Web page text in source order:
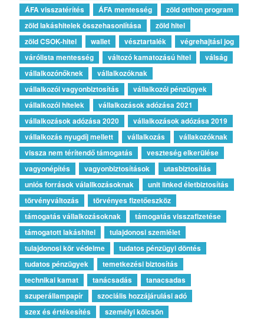
ÁFA visszatérítés
ÁFA mentesség
zöld otthon program
zöld lakáshitelek összehasonlítása
zöld hitel
zöld CSOK-hitel
wallet vésztartalék
végrehajtási jog
várólista mentesség
változó kamatozású hitel
válság
vállalkozónőknek
vállalkozóknak
vállalkozói vagyonbiztosítás
vállalkozói pénzügyek
vállalkozói hitelek
vállalkozások adózása 2021
vállalkozások adózása 2020
vállalkozások adózása 2019
vállalkozás nyugdíj mellett
vállalkozás
vállakozóknak
vissza nem térítendő támogatás
veszteség elkerülése
vagyonépítés
vagyonbiztosítások
utasbiztosítás
uniós források válallkozásoknak
unit linked életbiztosítás
törvényváltozás
törvényes fizetőeszköz
támogatás vállalkozásoknak
támogatás visszafizetése
támogatott lakáshitel
tulajdonosi szemlélet
tulajdonosi kör védelme
tudatos pénzügyi döntés
tudatos pénzügyek
temetkezési biztosítás
technikai kamat
tanácsadás
tanacsadas
szuperállampapír
szociális hozzájárulási adó
szex és értékesítés
személyi kölcsön